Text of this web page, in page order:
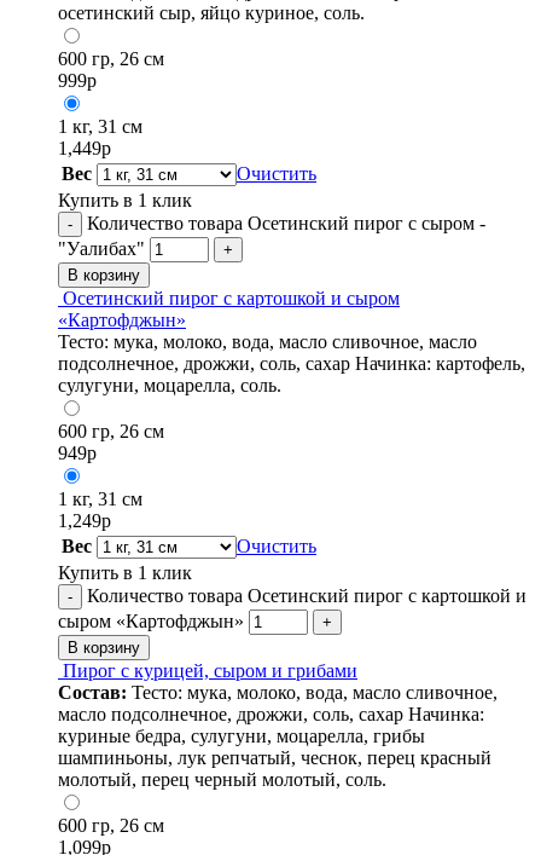
осетинский сыр, яйцо куриное, соль.
600 гр, 26 см
999р
1 кг, 31 см
1,449р
Вес
Очистить
Купить в 1 клик
-
Количество товара Осетинский пирог с сыром -
"Уалибах"
+
В корзину
Осетинский пирог с картошкой и сыром
«Картофджын»
Тесто: мука, молоко, вода, масло сливочное, масло
подсолнечное, дрожжи, соль, сахар Начинка: картофель,
сулугуни, моцарелла, соль.
600 гр, 26 см
949р
1 кг, 31 см
1,249р
Вес
Очистить
Купить в 1 клик
-
Количество товара Осетинский пирог с картошкой и
сыром «Картофджын»
+
В корзину
Пирог с курицей, сыром и грибами
Состав: Тесто: мука, молоко, вода, масло сливочное,
масло подсолнечное, дрожжи, соль, сахар Начинка:
куриные бедра, сулугуни, моцарелла, грибы
шампиньоны, лук репчатый, чеснок, перец красный
молотый, перец черный молотый, соль.
600 гр, 26 см
1,099р